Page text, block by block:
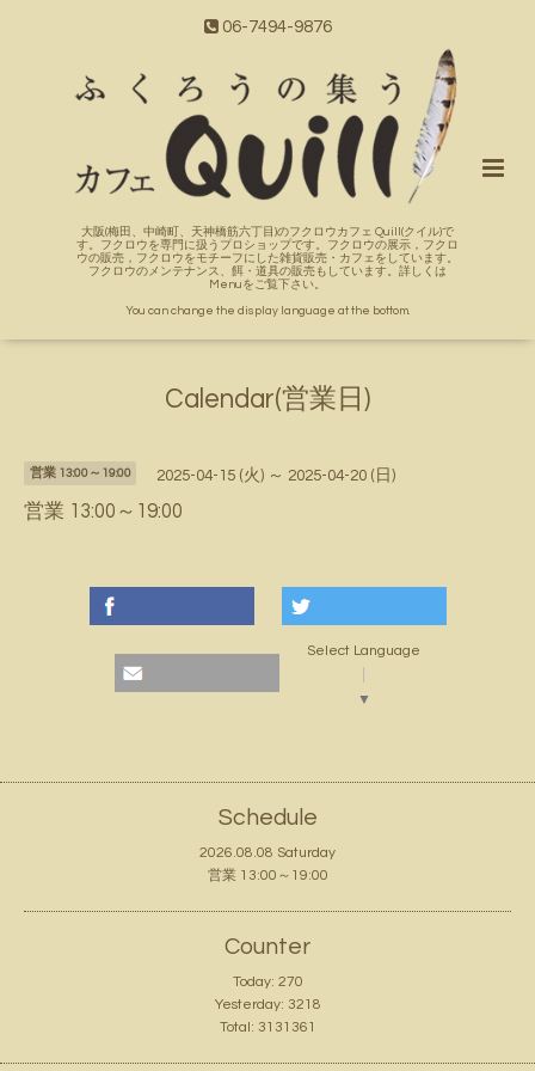
06-7494-9876
大阪(梅田、中崎町、天神橋筋六丁目)のフクロウカフェ Quill(クイル)で
す。フクロウを専門に扱うプロショップです。フクロウの展示，フクロ
ウの販売，フクロウをモチーフにした雑貨販売・カフェをしています。
フクロウのメンテナンス、餌・道具の販売もしています。詳しくは
Menuをご覧下さい。
You can change the display language at the bottom.
Calendar(営業日)
営業 13:00～19:00 2025-04-15 (火) ～ 2025-04-20 (日)
営業 13:00～19:00
Select Language
▼
Schedule
2026.08.08 Saturday
営業 13:00～19:00
Counter
Today: 270
Yesterday: 3218
Total: 3131361